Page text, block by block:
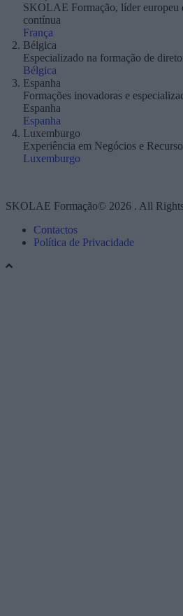
SKOLAE Formação, líder europeu
contínua
França
Bélgica
Especializado na formação de
Bélgica
Espanha
Formações inovadoras e
Espanha
Espanha
Luxemburgo
Experiência em Negócios e
Luxemburgo
SKOLAE Formação© 2026 . All
Contactos
Política de Privacidade